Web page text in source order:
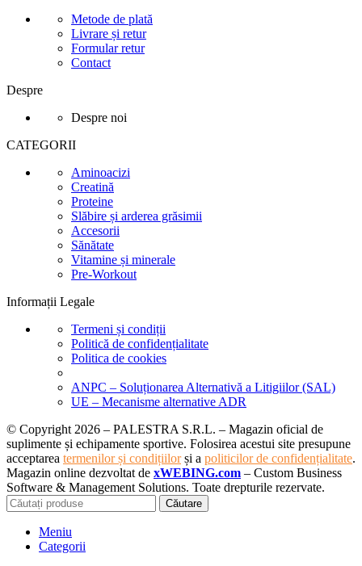
Metode de plată
Livrare și retur
Formular retur
Contact
Despre
Despre noi
CATEGORII
Aminoacizi
Creatină
Proteine
Slăbire și arderea grăsimii
Accesorii
Sănătate
Vitamine și minerale
Pre-Workout
Informații Legale
Termeni și condiții
Politică de confidențialitate
Politica de cookies
ANPC – Soluționarea Alternativă a Litigiilor (SAL)
UE – Mecanisme alternative ADR
© Copyright 2026 – PALESTRA S.R.L. – Magazin oficial de
suplimente și echipamente sportive. Folosirea acestui site presupune
acceptarea termenilor și condițiilorși a politicilor de confidențialitate.
Magazin online dezvoltat de xWEBING.com – Custom Business
Software & Management Solutions. Toate drepturile rezervate.
Căutare
Meniu
Categorii